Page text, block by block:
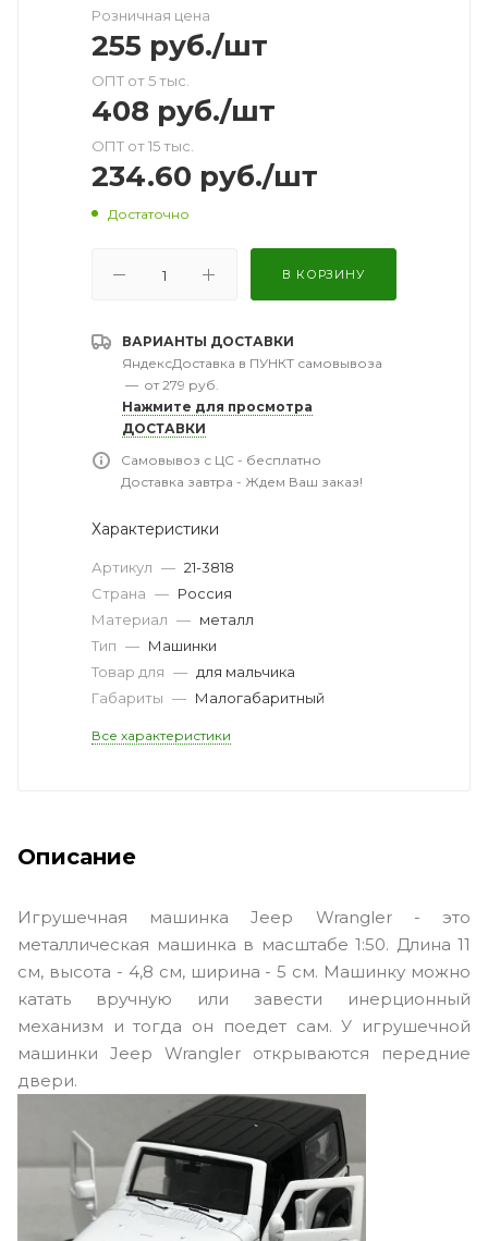
Розничная цена
255 руб./шт
ОПТ от 5 тыс.
408 руб./шт
ОПТ от 15 тыс.
234.60 руб./шт
Достаточно
В КОРЗИНУ
ВАРИАНТЫ ДОСТАВКИ
ЯндексДоставка в ПУНКТ самовывоза
— от 279 руб.
Нажмите для просмотра
ДОСТАВКИ
Самовывоз с ЦС - бесплатно
Доставка завтра - Ждем Ваш заказ!
Характеристики
Артикул — 21-3818
Страна — Россия
Материал — металл
Тип — Машинки
Товар для — для мальчика
Габариты — Малогабаритный
Все характеристики
Описание
Игрушечная машинка Jeep Wrangler - это
металлическая машинка в масштабе 1:50. Длина 11
см, высота - 4,8 см, ширина - 5 см. Машинку можно
катать вручную или завести инерционный
механизм и тогда он поедет сам. У игрушечной
машинки Jeep Wrangler открываются передние
двери.